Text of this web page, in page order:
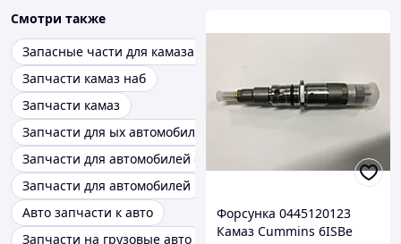
Смотри также
Запасные части для камаза
Запчасти камаз наб
Запчасти камаз
Запчасти для ых автомобилей
Запчасти для автомобилей оригинал
Запчасти для автомобилей
Авто запчасти к авто
Запчасти на грузовые авто
Форсунка 0445120123
Камаз Cummins 6ISBe